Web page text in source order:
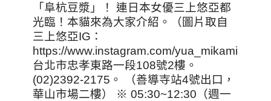
「阜杭豆漿」！ 連日本女優三上悠亞都
光臨！本貓來為大家介紹。（圖片取自
三上悠亞IG：
https://www.instagram.com/yua_mikami）
台北市忠孝東路一段108號2樓。
(02)2392-2175。 （善導寺站4號出口，
華山市場二樓） ※ 05:30~12:30（週一